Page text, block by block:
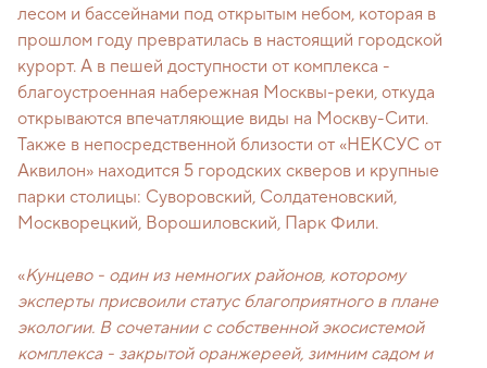
лесом и бассейнами под открытым небом, которая в
прошлом году превратилась в настоящий городской
курорт. А в пешей доступности от комплекса -
благоустроенная набережная Москвы-реки, откуда
открываются впечатляющие виды на Москву-Сити.
Также в непосредственной близости от «НЕКСУС от
Аквилон» находится 5 городских скверов и крупные
парки столицы: Суворовский, Солдатеновский,
Москворецкий, Ворошиловский, Парк Фили.
«Кунцево - один из немногих районов, которому
эксперты присвоили статус благоприятного в плане
экологии. В сочетании с собственной экосистемой
комплекса - закрытой оранжереей, зимним садом и